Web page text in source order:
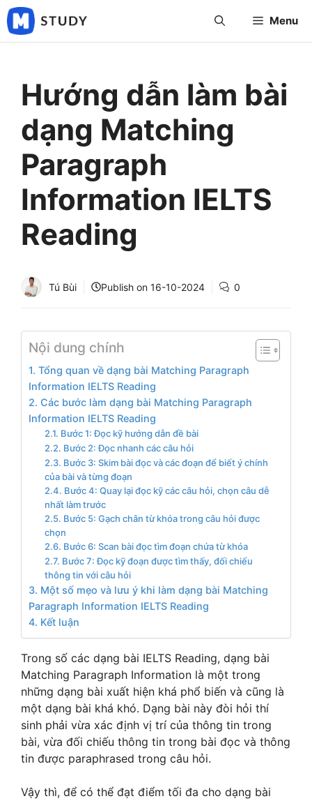
Skip
to
content
Menu
Hướng dẫn làm bài
dạng Matching
Paragraph
Information IELTS
Reading
Tú Bùi Publish on 16-10-2024 0
Nội dung chính
1. Tổng quan về dạng bài Matching Paragraph
Information IELTS Reading
2. Các bước làm dạng bài Matching Paragraph
Information IELTS Reading
2.1. Bước 1: Đọc kỹ hướng dẫn đề bài
2.2. Bước 2: Đọc nhanh các câu hỏi
2.3. Bước 3: Skim bài đọc và các đoạn để biết ý chính
của bài và từng đoạn
2.4. Bước 4: Quay lại đọc kỹ các câu hỏi, chọn câu dễ
nhất làm trước
2.5. Bước 5: Gạch chân từ khóa trong câu hỏi được
chọn
2.6. Bước 6: Scan bài đọc tìm đoạn chứa từ khóa
2.7. Bước 7: Đọc kỹ đoạn được tìm thấy, đối chiếu
thông tin với câu hỏi
3. Một số mẹo và lưu ý khi làm dạng bài Matching
Paragraph Information IELTS Reading
4. Kết luận
Trong số các dạng bài IELTS Reading, dạng bài
Matching Paragraph Information là một trong
những dạng bài xuất hiện khá phổ biến và cũng là
một dạng bài khá khó. Dạng bài này đòi hỏi thí
sinh phải vừa xác định vị trí của thông tin trong
bài, vừa đối chiếu thông tin trong bài đọc và thông
tin được paraphrased trong câu hỏi.
Vậy thì, để có thể đạt điểm tối đa cho dạng bài